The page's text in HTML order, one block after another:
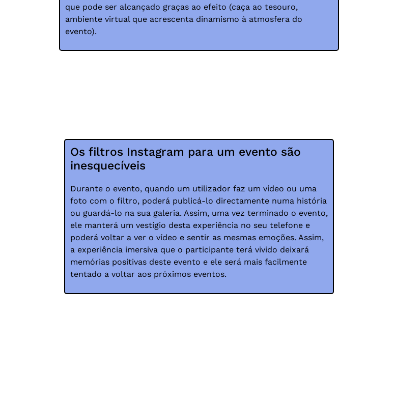
que pode ser alcançado graças ao efeito (caça ao tesouro,
ambiente virtual que acrescenta dinamismo à atmosfera do
evento).
Os filtros Instagram para um evento são
inesquecíveis
Durante o evento, quando um utilizador faz um vídeo ou uma
foto com o filtro, poderá publicá-lo directamente numa história
ou guardá-lo na sua galeria. Assim, uma vez terminado o evento,
ele manterá um vestígio desta experiência no seu telefone e
poderá voltar a ver o vídeo e sentir as mesmas emoções. Assim,
a experiência imersiva que o participante terá vivido deixará
memórias positivas deste evento e ele será mais facilmente
tentado a voltar aos próximos eventos.